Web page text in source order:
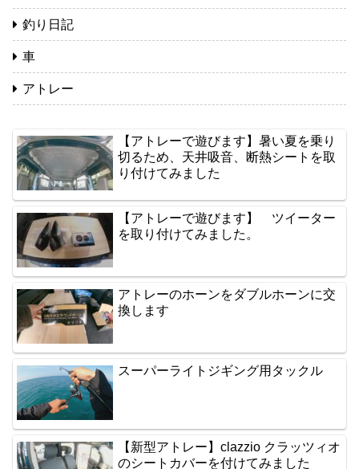
釣り日記
車
アトレー
【アトレーで遊びます】暑い夏を乗り
切るため、天井吸音、断熱シートを取
り付けてみました
【アトレーで遊びます】 ツイーター
を取り付けてみました。
アトレーのホーンをダブルホーンに交
換します
スーパーライトジギング用タックル
【新型アトレー】clazzio クラッツィオ
のシートカバーを付けてみました